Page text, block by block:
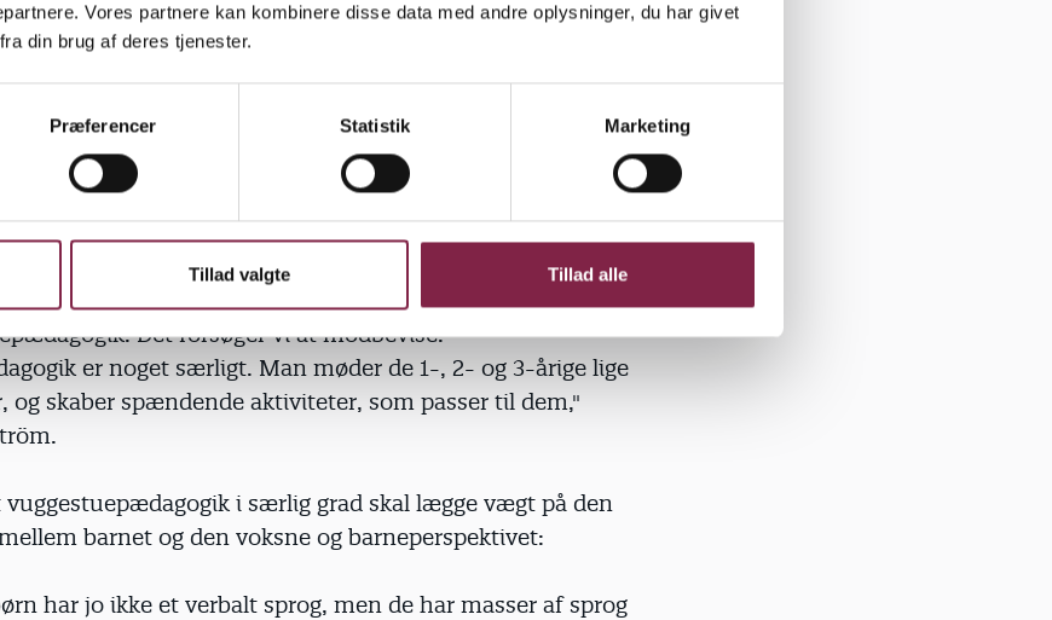
Vores partnere kan kombinere disse data med andre oplysninger, du har givet
din brug af deres tjenester.
Præferencer Statistik Marketing
Tillad valgte Tillad alle
de 0-3-årige skal kunne. Ordet er en sammenskrivning
education og care (læring og omsorg).
som det første trin i uddannelsessystemet, og det
som nu skal laves i vuggestuen, jo også klart. Der er
til, at nogle opfatter vuggestuepædagogik som
Det forsøger vi at modbevise.
er noget særligt. Man møder de 1-, 2- og 3-årige lige
og skaber spændende aktiviteter, som passer til dem,"
vuggestuepædagogik i særlig grad skal lægge vægt på den
barnet og den voksne og barneperspektivet:
har jo ikke et verbalt sprog, men de har masser af sprog